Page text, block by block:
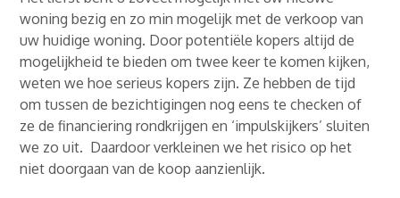
woning bezig en zo min mogelijk met de verkoop van
uw huidige woning. Door potentiële kopers altijd de
mogelijkheid te bieden om twee keer te komen kijken,
weten we hoe serieus kopers zijn. Ze hebben de tijd
om tussen de bezichtigingen nog eens te checken of
ze de financiering rondkrijgen en ‘impulskijkers’ sluiten
we zo uit. Daardoor verkleinen we het risico op het
niet doorgaan van de koop aanzienlijk.